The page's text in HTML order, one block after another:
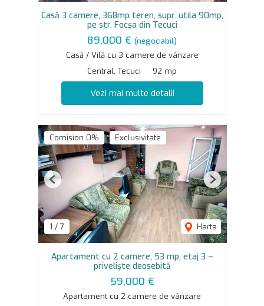
Casă 3 camere, 368mp teren, supr. utila 90mp,
pe str. Focșa din Tecuci
89,000 € (negociabil)
Casă / Vilă cu 3 camere de vânzare
Central, Tecuci
92 mp
Vezi mai multe detalii
Comision 0% Exclusivitate
1 / 7 Harta
Previous Next
Apartament cu 2 camere, 53 mp, etaj 3 –
priveliște deosebită
59,000 €
Apartament cu 2 camere de vânzare